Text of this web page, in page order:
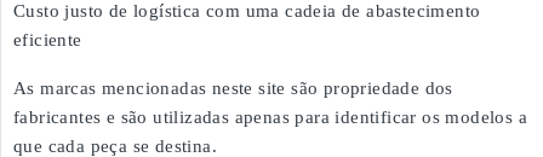
Custo justo de logística com uma cadeia de abastecimento
eficiente
As marcas mencionadas neste site são propriedade dos
fabricantes e são utilizadas apenas para identificar os modelos a
que cada peça se destina.